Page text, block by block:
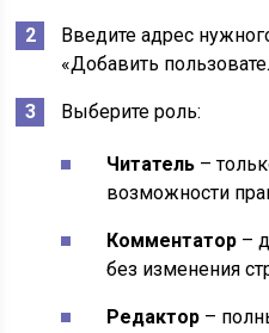
Введите адрес
«Добавить
Выберите роль:
Читатель –
возможности
Комментатор –
без изменения
Редактор –